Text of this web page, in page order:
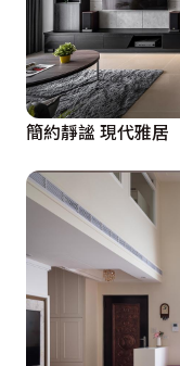
簡約靜謐 現代雅居